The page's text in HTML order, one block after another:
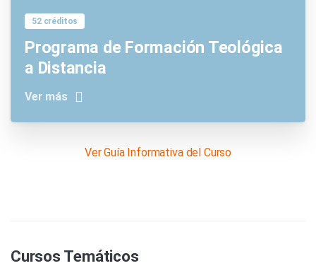
52 créditos
Programa de Formación Teológica
a Distancia
Ver más
Ver Guía Informativa del Curso
Cursos Temáticos